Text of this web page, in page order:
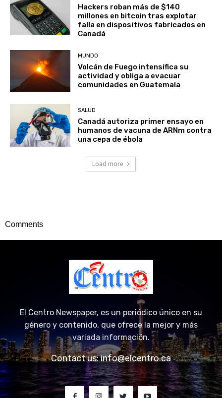
Hackers roban más de $140
millones en bitcoin tras explotar
falla en dispositivos fabricados en
Canadá
MUNDO
Volcán de Fuego intensifica su
actividad y obliga a evacuar
comunidades en Guatemala
SALUD
Canadá autoriza primer ensayo en
humanos de vacuna de ARNm contra
una cepa de ébola
Load more
Comments
El Centro Newspaper, es un periódico único en su
género y contenido, que ofrece la mejor y más
variada información.
Contact us:info@elcentro.ca